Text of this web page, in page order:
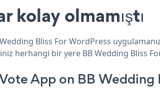
kolay olmamıştı
Bliss For WordPress
herhangi bir yere BB Wedding Bliss
App on BB Wedding